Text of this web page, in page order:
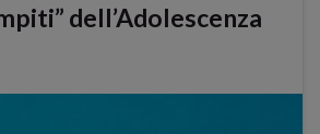
dell’Adolescenza